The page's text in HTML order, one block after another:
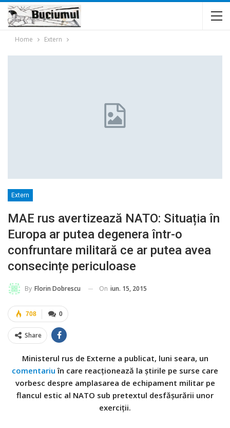
Home Extern
Extern
MAE rus avertizează NATO: Situația în
Europa ar putea degenera într-o
confruntare militară ce ar putea avea
consecințe periculoase
By Florin Dobrescu On iun. 15, 2015
0
708
Share
Ministerul rus de Externe a publicat, luni seara, un
comentariu în care reacționează la știrile pe surse care
vorbesc despre amplasarea de echipament militar pe
flancul estic al NATO sub pretextul desfășurării unor
exerciții.